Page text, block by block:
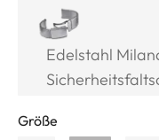
Edelstahl
Größe